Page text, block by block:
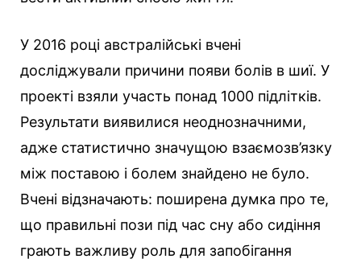
У 2016 році австралійські вчені
досліджували причини появи болів в шиї. У
проекті взяли участь понад 1000 підлітків.
Результати виявилися неоднозначними,
адже статистично значущою взаємозв’язку
між поставою і болем знайдено не було.
Вчені відзначають: поширена думка про те,
що правильні пози під час сну або сидіння
грають важливу роль для запобігання